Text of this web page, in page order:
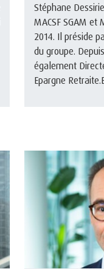
Stéphane
MACSF SGAM et
2014. Il préside
du groupe.
également
Epargne